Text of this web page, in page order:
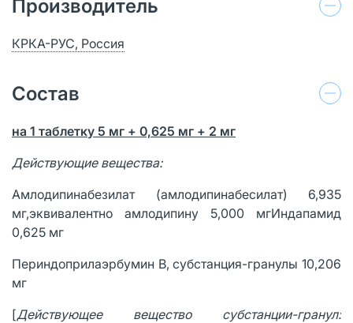
Производитель
КРКА-РУС, Россия
Состав
на 1 таблетку 5 мг + 0,625 мг + 2 мг
Действующие вещества:
Амлодипинабезилат (амлодипинабесилат) 6,935
мг,эквивалентно амлодипину 5,000 мгИндапамид
0,625 мг
Периндоприлаэрбумин В, субстанция-гранулы 10,206
мг
[Действующее вещество субстанции-гранул: